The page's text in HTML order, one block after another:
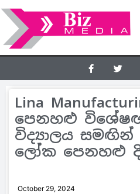
Lina
පෙනහළු
විද්‍යාලය සමඟින්
ලෝක පෙනහළු
October 29, 2024